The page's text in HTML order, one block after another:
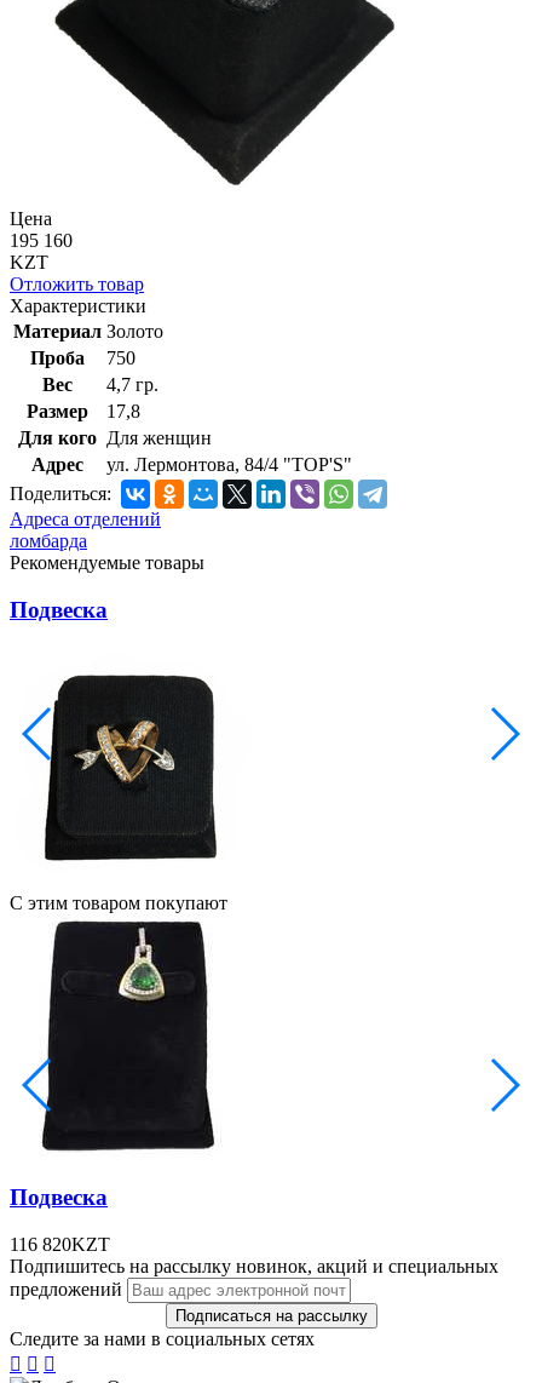
Цена
195 160
KZT
Отложить товар
Характеристики
Материал Золото
Проба
750
Вес
4,7 гр.
Размер
17,8
Для кого Для женщин
Адрес
ул. Лермонтова, 84/4 "TOP'S"
Поделиться:
Адреса отделений
ломбарда
Рекомендуемые товары
Подвеска
С этим товаром покупают
Подвеска
116 820KZT
Подпишитесь на рассылку новинок, акций и специальных
предложений
Следите за нами в социальных сетях
  